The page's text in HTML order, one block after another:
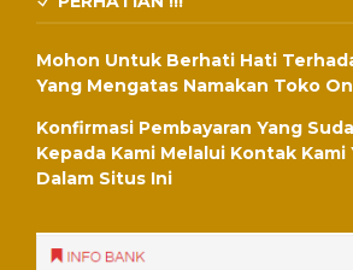
Mohon Untuk Berhati Hati
Yang Mengatas Namakan Toko
Konfirmasi Pembayaran Yang
Kepada Kami Melalui Kontak Kami
Dalam Situs Ini